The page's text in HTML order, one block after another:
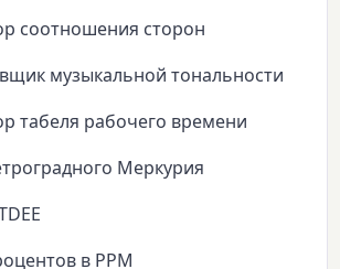
соотношения сторон
музыкальной тональности
табеля рабочего времени
Меркурия
в PPM